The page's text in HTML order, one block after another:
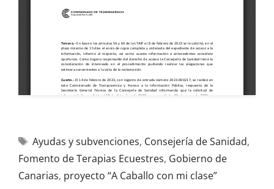
Ayudas y subvenciones, Consejería de Sanidad,
Fomento de Terapias Ecuestres, Gobierno de
Canarias, proyecto “A Caballo con mi clase”